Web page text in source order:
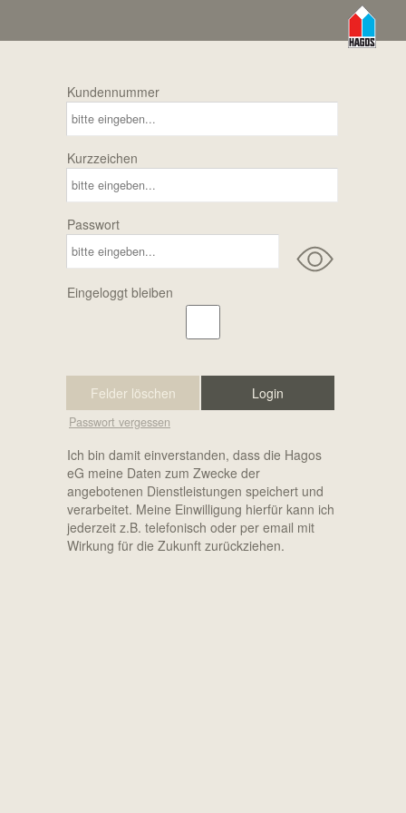
Kundennummer
Kurzzeichen
Passwort
Eingeloggt bleiben
Passwort vergessen
Ich bin damit einverstanden, dass die Hagos
eG meine Daten zum Zwecke der
angebotenen Dienstleistungen speichert und
verarbeitet. Meine Einwilligung hierfür kann ich
jederzeit z.B. telefonisch oder per email mit
Wirkung für die Zukunft zurückziehen.